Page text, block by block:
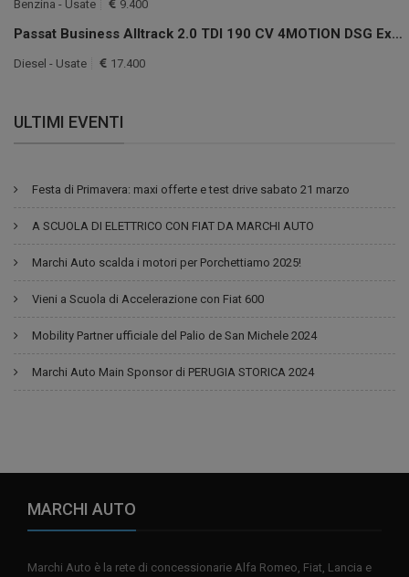
Benzina - Usate 9.400
Passat Business Alltrack 2.0 TDI 190 CV 4MOTION DSG Exec.
Diesel - Usate 17.400
ULTIMI EVENTI
Festa di Primavera: maxi offerte e test drive sabato 21 marzo
A SCUOLA DI ELETTRICO CON FIAT DA MARCHI AUTO
Marchi Auto scalda i motori per Porchettiamo 2025!
Vieni a Scuola di Accelerazione con Fiat 600
Mobility Partner ufficiale del Palio de San Michele 2024
Marchi Auto Main Sponsor di PERUGIA STORICA 2024
MARCHI AUTO
Marchi Auto è la rete di concessionarie Alfa Romeo, Fiat, Lancia e